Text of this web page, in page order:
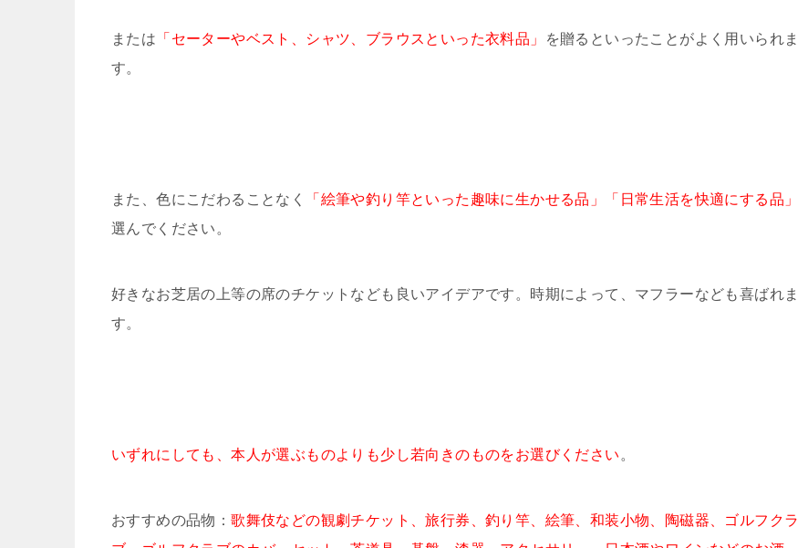
または 「セーターやベスト、シャツ、ブラウスといった衣料品」
を贈るといったことがよく用いられま
す。
また、色にこだわることなく 「絵筆や釣り竿といった趣味に生かせる品」「日常生活を快適にする品」
選んでください。
好きなお芝居の上等の席のチケットなども良いアイデアです。時期によって、マフラーなども喜ばれま
す。
いずれにしても、本人が選ぶものよりも少し若向きのものをお選びください 。
おすすめの品物：歌舞伎などの観劇チケット、旅行券、釣り竿、絵筆、和装小物、陶磁器、ゴルフクラ